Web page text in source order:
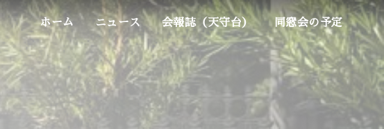
ホーム ニュース 会報誌（天守台） 同窓会の予定